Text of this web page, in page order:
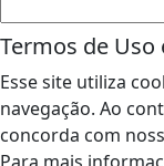
Termos de Uso
Esse site utiliza
navegação. Ao
concorda com